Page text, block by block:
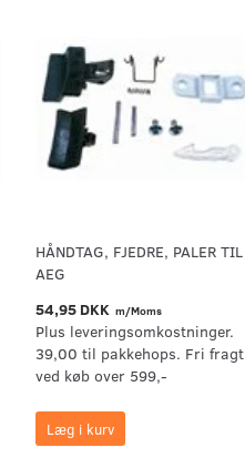
HÅNDTAG, FJEDRE, PALER TIL
AEG
54,95 DKK m/Moms
Plus leveringsomkostninger.
39,00 til pakkehops. Fri fragt
ved køb over 599,-
Læg i kurv